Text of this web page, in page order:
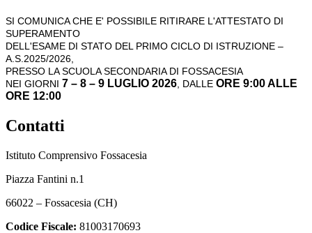
SI COMUNICA CHE E' POSSIBILE RITIRARE L'ATTESTATO DI
SUPERAMENTO
DELL'ESAME DI STATO DEL PRIMO CICLO DI ISTRUZIONE –
A.S.2025/2026,
PRESSO LA SCUOLA SECONDARIA DI FOSSACESIA
NEI GIORNI 7 – 8 – 9 LUGLIO 2026 , DALLE ORE 9:00 ALLE
ORE 12:00
Contatti
Istituto Comprensivo Fossacesia
Piazza Fantini n.1
66022 – Fossacesia (CH)
Codice Fiscale: 81003170693